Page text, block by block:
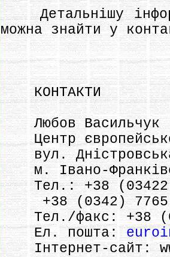
Детальнішу
можна знайти у
КОНТАКТИ
Любов Васильчук
Центр
вул.
м. Івано-
Тел.: +38
+38 (0342) 7765
Тел./факс: +38
Ел. пошта:
Інтернет-сайт: